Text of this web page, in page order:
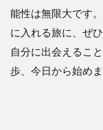
能性は無限大です
に入れる旅に、ぜ
自分に出会えるこ
歩、今日から始めま